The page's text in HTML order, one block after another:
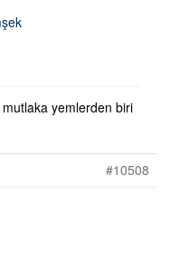
yemlerden biri
#10508